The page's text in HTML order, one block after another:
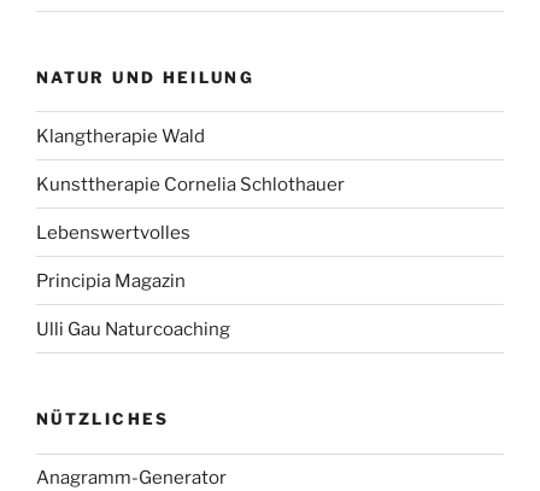
NATUR UND HEILUNG
Klangtherapie Wald
Kunsttherapie Cornelia Schlothauer
Lebenswertvolles
Principia Magazin
Ulli Gau Naturcoaching
NÜTZLICHES
Anagramm-Generator